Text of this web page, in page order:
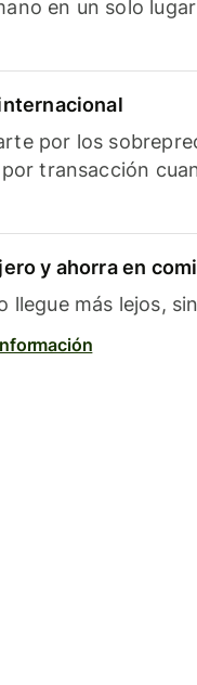
en un solo
por los
transacción
y ahorra en
llegue más lejos,